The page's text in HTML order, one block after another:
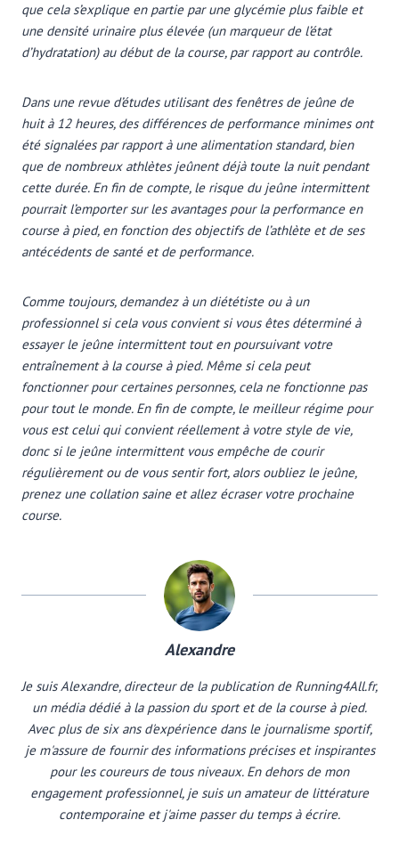
que cela s’explique en partie par une glycémie plus faible et
une densité urinaire plus élevée (un marqueur de l’état
d’hydratation) au début de la course, par rapport au contrôle.
Dans une revue d’études utilisant des fenêtres de jeûne de
huit à 12 heures, des différences de performance minimes ont
été signalées par rapport à une alimentation standard, bien
que de nombreux athlètes jeûnent déjà toute la nuit pendant
cette durée. En fin de compte, le risque du jeûne intermittent
pourrait l’emporter sur les avantages pour la performance en
course à pied, en fonction des objectifs de l’athlète et de ses
antécédents de santé et de performance.
Comme toujours, demandez à un diététiste ou à un
professionnel si cela vous convient si vous êtes déterminé à
essayer le jeûne intermittent tout en poursuivant votre
entraînement à la course à pied. Même si cela peut
fonctionner pour certaines personnes, cela ne fonctionne pas
pour tout le monde. En fin de compte, le meilleur régime pour
vous est celui qui convient réellement à votre style de vie,
donc si le jeûne intermittent vous empêche de courir
régulièrement ou de vous sentir fort, alors oubliez le jeûne,
prenez une collation saine et allez écraser votre prochaine
course.
Alexandre
Je suis Alexandre, directeur de la publication de Running4All.fr,
un média dédié à la passion du sport et de la course à pied.
Avec plus de six ans d'expérience dans le journalisme sportif,
je m'assure de fournir des informations précises et inspirantes
pour les coureurs de tous niveaux. En dehors de mon
engagement professionnel, je suis un amateur de littérature
contemporaine et j'aime passer du temps à écrire.